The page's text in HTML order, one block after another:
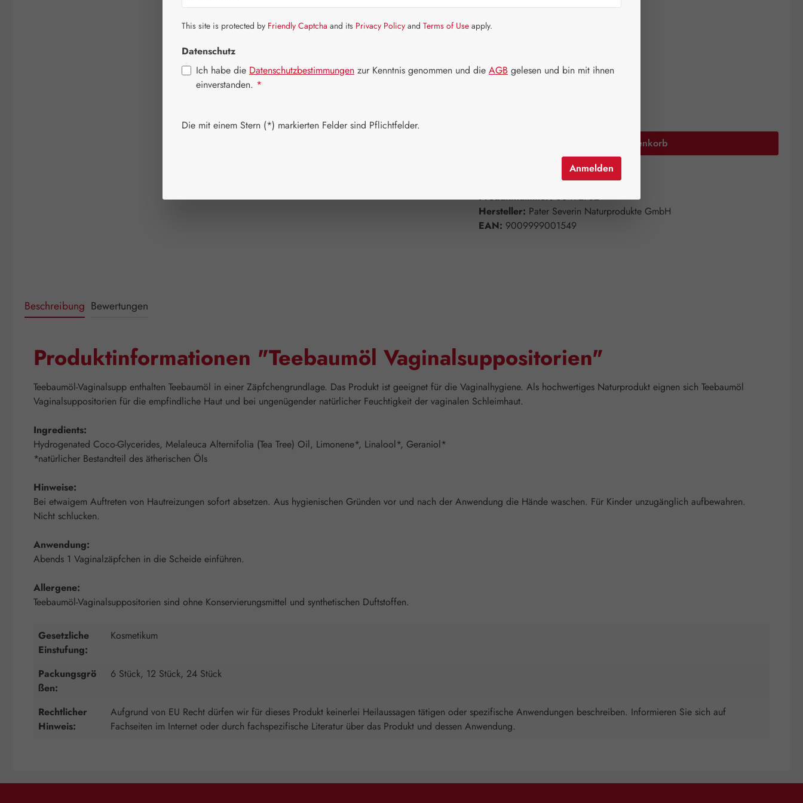
Artikel auf Lager.
In den Warenkorb
Zum Merkzettel hinzufügen
Produktnummer:00492782
Hersteller: Pater Severin Naturprodukte GmbH
EAN: 9009999001549
Beschreibung Bewertungen
Produktinformationen "Teebaumöl Vaginalsuppositorien"
Teebaumöl-Vaginalsupp enthalten Teebaumöl in einer Zäpfchengrundlage. Das Produkt ist geeignet für die Vaginalhygiene. Als hochwertiges Naturprodukt eignen sich Teebaumöl
Vaginalsuppositorien für die empfindliche Haut und bei ungenügender natürlicher Feuchtigkeit der vaginalen Schleimhaut.
Ingredients:
Hydrogenated Coco-Glycerides, Melaleuca Alternifolia (Tea Tree) Oil, Limonene*, Linalool*, Geraniol*
*natürlicher Bestandteil des ätherischen Öls
Hinweise:
Bei etwaigem Auftreten von Hautreizungen sofort absetzen. Aus hygienischen Gründen vor und nach der Anwendung die Hände waschen. Für Kinder unzugänglich aufbewahren.
Nicht schlucken.
Anwendung:
Abends 1 Vaginalzäpfchen in die Scheide einführen.
Allergene:
Teebaumöl-Vaginalsuppositorien sind ohne Konservierungsmittel und synthetischen Duftstoffen.
Gesetzliche
Einstufung:
Kosmetikum
Packungsgrö
ßen:
6 Stück, 12 Stück, 24 Stück
Rechtlicher
Hinweis:
Aufgrund von EU Recht dürfen wir für dieses Produkt keinerlei Heilaussagen tätigen oder spezifische Anwendungen beschreiben. Informieren Sie sich auf
Fachseiten im Internet oder durch fachspezifische Literatur über das Produkt und dessen Anwendung.
This site is protected by Friendly Captcha and its Privacy Policy and Terms of Use apply.
Datenschutz
Ich habe die Datenschutzbestimmungen zur Kenntnis genommen und die AGB gelesen und bin mit ihnen
einverstanden. *
Die mit einem Stern (*) markierten Felder sind Pflichtfelder.
Anmelden